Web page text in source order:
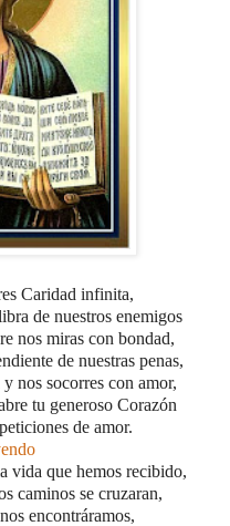
Caridad infinita,
de nuestros enemigos
nos miras con bondad,
de nuestras penas,
y nos socorres con amor,
tu generoso Corazón
de amor.
vida que hemos recibido,
caminos se cruzaran,
encontráramos,